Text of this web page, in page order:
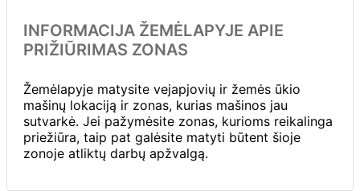
INFORMACIJA ŽEMĖLAPYJE APIE
PRIŽIŪRIMAS ZONAS
Žemėlapyje matysite vejapjovių ir žemės ūkio
mašinų lokaciją ir zonas, kurias mašinos jau
sutvarkė. Jei pažymėsite zonas, kurioms reikalinga
priežiūra, taip pat galėsite matyti būtent šioje
zonoje atliktų darbų apžvalgą.